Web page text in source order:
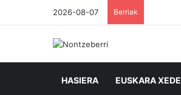
2026-08-07 Berriak
HASIERA EUSKARA XEDE